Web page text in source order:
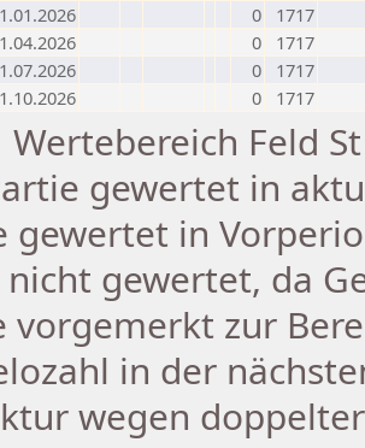
0
1717
0
1717
0
1717
0 1717
Wertebereich Feld
gewertet in
gewertet in
nicht gewertet, da
vorgemerkt zur
in der
wegen